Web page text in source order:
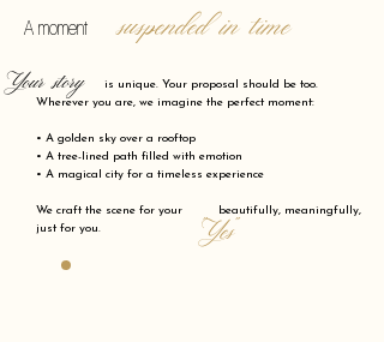
A moment suspended in time
is unique. Your proposal should be too.
Wherever you are, we imagine the perfect moment:
• A golden sky over a rooftop
• A tree-lined path filled with emotion
• A magical city for a timeless experience
We craft the scene for your beautifully, meaningfully,
just for you.
"Yes"
Your story